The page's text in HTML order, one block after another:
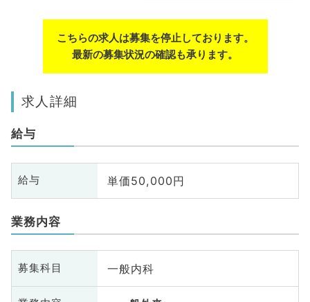
こちらの求人は募集を停止しております。
最新の募集状況の確認も承ります。
求人詳細
給与
給与 単価50,000円
業務内容
募集科目 一般内科